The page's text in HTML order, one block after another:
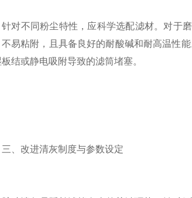
不同粉尘特性，应科学选配滤材。对于磨
不易粘附，且具备良好的耐酸碱和耐高温性
板结或静电吸附导致的滤筒堵塞。
改进清灰制度与参数设定